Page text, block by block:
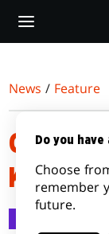
main
News / Feature
Do you
Choose
remember
future.